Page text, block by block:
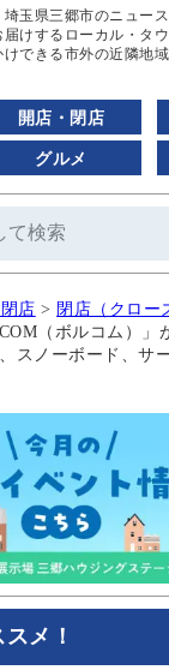
埼玉県三郷市のニュー
届けするローカル・タ
できる市外の近隣地域
開店・閉店
グルメ
店 > 閉店（クロー
（ボルコム）」
スノーボード、サ
メ！